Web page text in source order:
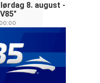
8. august -